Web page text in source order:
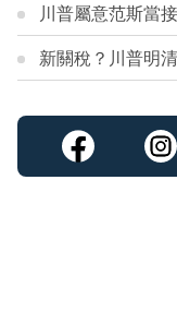
川普屬意范斯當
新關稅？川普明